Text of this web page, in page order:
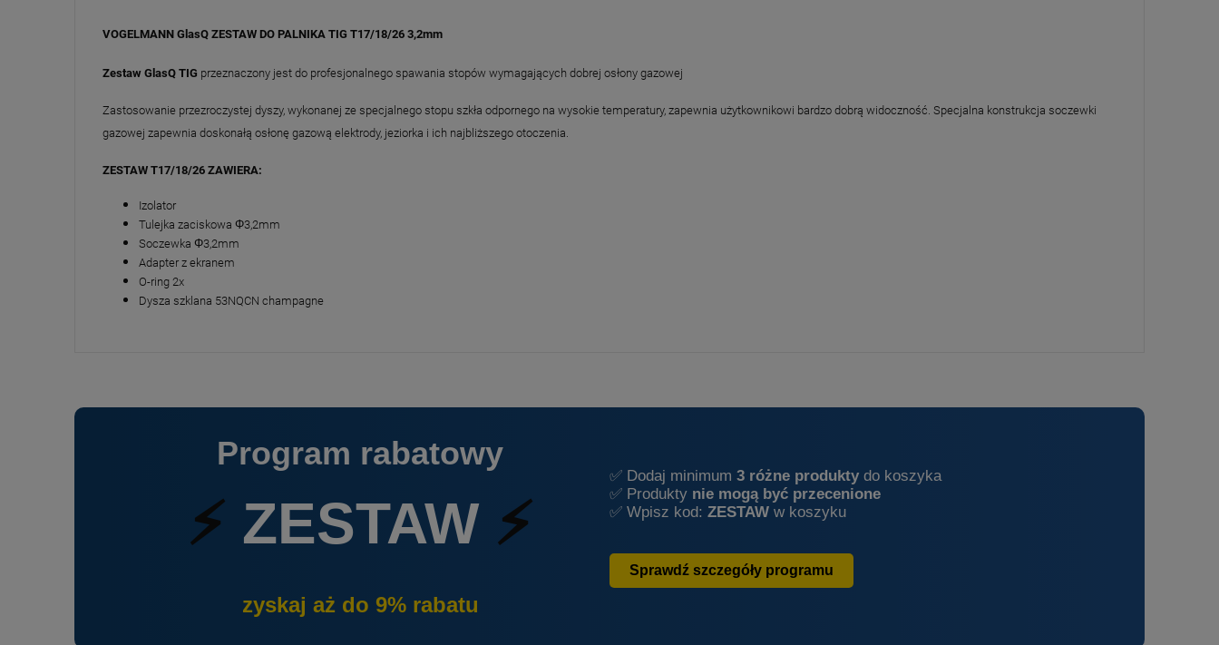
VOGELMANN GlasQ ZESTAW DO PALNIKA TIG T17/18/26 3,2mm
Zestaw GlasQ TIG przeznaczony jest do profesjonalnego spawania stopów wymagających dobrej osłony gazowej
Zastosowanie przezroczystej dyszy, wykonanej ze specjalnego stopu szkła odpornego na wysokie temperatury, zapewnia użytkownikowi bardzo dobrą widoczność. Specjalna konstrukcja soczewki
gazowej zapewnia doskonałą osłonę gazową elektrody, jeziorka i ich najbliższego otoczenia.
ZESTAW T17/18/26 ZAWIERA:
Izolator
Tulejka zaciskowa Φ3,2mm
Soczewka Φ3,2mm
Adapter z ekranem
O-ring 2x
Dysza szklana 53NQCN champagne
Program rabatowy
⚡ ZESTAW⚡
zyskaj aż do 9% rabatu
✅ Dodaj minimum 3 różne produkty do koszyka
✅ Produkty nie mogą być przecenione
✅ Wpisz kod: ZESTAW w koszyku
Sprawdź szczegóły programu